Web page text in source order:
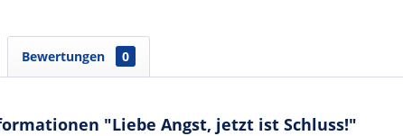
Bewertungen 0
"Liebe Angst, jetzt ist Schluss!"